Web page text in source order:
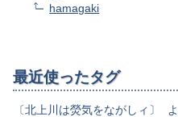
hamagaki
最近使ったタグ
〔北上川は熒気をながしィ〕